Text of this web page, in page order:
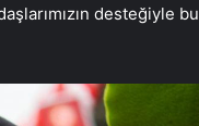
desteğiyle bu